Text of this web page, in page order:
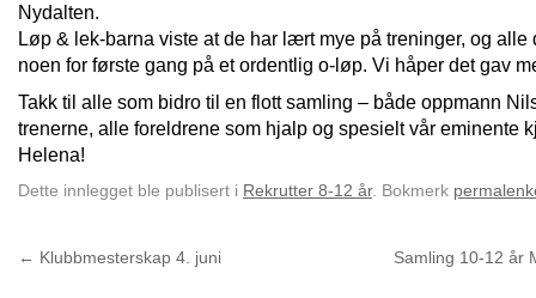
Nydalten.
Løp & lek-barna viste at de har lært mye på treninger, og alle
noen for første gang på et ordentlig o-løp. Vi håper det gav
Takk til alle som bidro til en flott samling – både oppmann
trenerne, alle foreldrene som hjalp og spesielt vår eminente
Helena!
Dette innlegget ble publisert i Rekrutter 8-12 år. Bokmerk
← Klubbmesterskap 4. juni Samling 10-12 år